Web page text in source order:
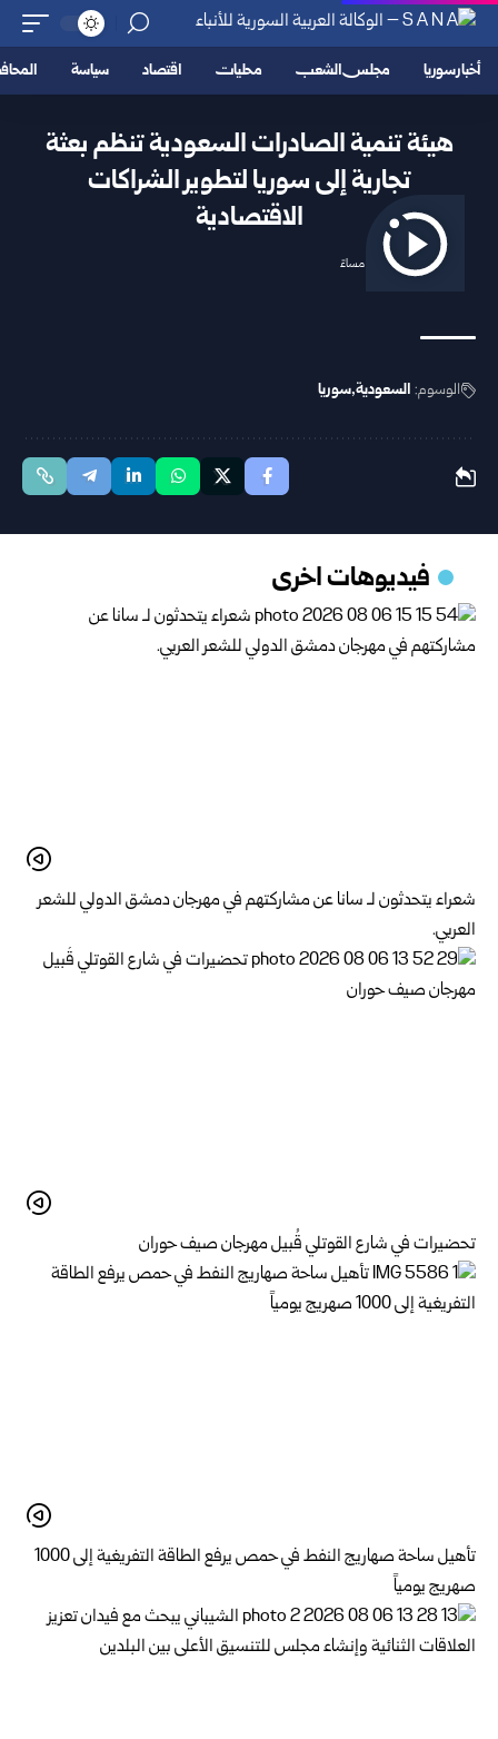
أخبار سوريا مجلس الشعب محليات اقتصاد سياسة
هيئة تنمية الصادرات السعودية تنظم بعثة
تجارية إلى سوريا لتطوير الشراكات
الاقتصادية
2025/12/01 6:51 مساءً
الوسوم: السعودية سوريا
فيديوهات اخرى
شعراء يتحدثون لـ سانا عن مشاركتهم في مهرجان دمشق الدولي للشعر
العربي.
تحضيرات في شارع القوتلي قُبيل مهرجان صيف حوران
تأهيل ساحة صهاريج النفط في حمص يرفع الطاقة التفريغية إلى 1000
صهريج يومياً